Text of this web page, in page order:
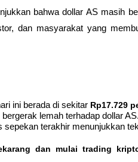
bahwa dollar AS masih
dan masyarakat yang
ini berada di sekitar Rp17.729
lemah terhadap dollar AS.
sepekan terakhir menunjukkan
dan mulai trading